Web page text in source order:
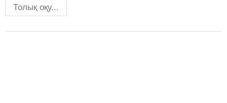
Толық оқу...